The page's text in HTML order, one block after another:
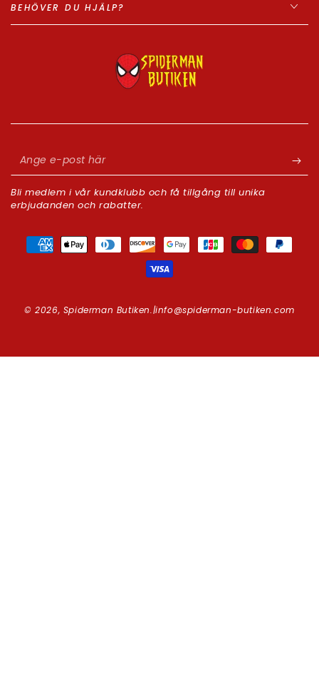
BEHÖVER DU HJÄLP?
Ange
e-
post
Bli medlem i vår kundklubb och få tillgång till unika
erbjudanden och rabatter.
© 2026, Spiderman Butiken.|info@spiderman-butiken.com
Betalningsmetoder